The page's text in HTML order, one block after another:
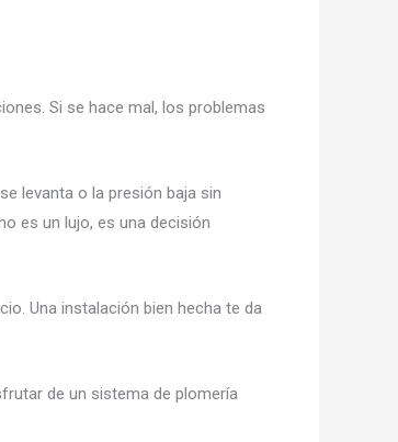
Si se hace mal, los problemas
levanta o la presión baja sin
es un lujo, es una decisión
Una instalación bien hecha te da
de un sistema de plomería